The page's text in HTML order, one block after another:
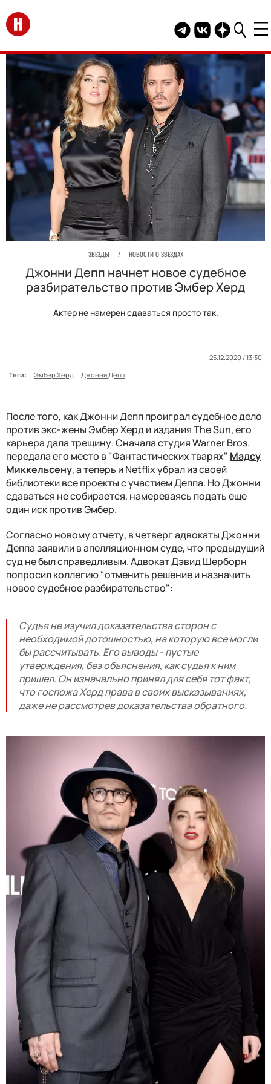
Перейти на главную
Telegram канал
Группа HELLO
Канал
ЗВЕЗДЫ / НОВОСТИ О ЗВЕЗДАХ
Джонни Депп начнет новое судебное
разбирательство против Эмбер Херд
Актер не намерен сдаваться просто так.
25.12.2020 / 13:30
Теги:
Эмбер Херд Джонни Депп
После того, как Джонни Депп проиграл судебное дело
против экс-жены Эмбер Херд и издания The Sun, его
карьера дала трещину. Сначала студия Warner Bros.
передала его место в "Фантастических тварях" Мадсу
Миккельсену, а теперь и Netflix убрал из своей
библиотеки все проекты с участием Деппа. Но Джонни
сдаваться не собирается, намереваясь подать еще
один иск против Эмбер.
Согласно новому отчету, в четверг адвокаты Джонни
Деппа заявили в апелляционном суде, что предыдущий
суд не был справедливым. Адвокат Дэвид Шерборн
попросил коллегию "отменить решение и назначить
новое судебное разбирательство":
Судья не изучил доказательства сторон с
необходимой дотошностью, на которую все могли
бы рассчитывать. Его выводы - пустые
утверждения, без объяснения, как судья к ним
пришел. Он изначально принял для себя тот факт,
что госпожа Херд права в своих высказываниях,
даже не рассмотрев доказательства обратного.